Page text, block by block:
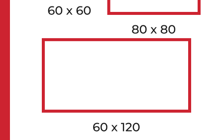
GV-8BPGRAS05MZ